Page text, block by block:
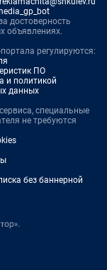
достоверность
объявлениях.
регулируются:
ПО
и политикой
данных
специальные
не требуются
без баннерной